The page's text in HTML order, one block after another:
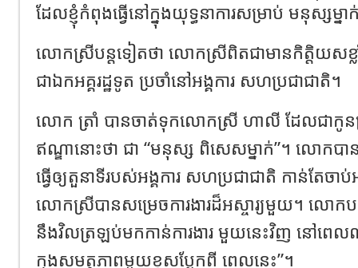
ដែលខ្ញុំកំពុងធ្វើនៅក្នុងយុទ្ធនាការសម្រាប់ មនុស្សម្ន
លោកស្រីបន្តទៀតថា លោកស្រីពិតជាមានកិត្តិយសខ្ល
ជាឯកអគ្គរដ្ឋទូត ប្រចាំនៅអង្គការ សហប្រជាជាតិ។
លោក ត្រាំ បានចាត់ទុកលោកស្រី ហាលី ដែលជាកូន
ឥណ្ឌានោះថា ជា “មនុស្ស ពិសេសម្នាក់”។ លោក
ធ្វើឲ្យតួនាទីរបស់អង្គការ សហប្រជាជាតិ កាន់តែច
លោកស្រីបានសម្រេចការងារដ៏អស្ចារ្យមួយ។ លោក
នឹងវិលត្រឡប់មកកាន់ការងារ មួយនេះវិញ នៅពេ
ក្នុងសមត្ថភាពមួយខុសប្លែកពី ពេលនេះ”។